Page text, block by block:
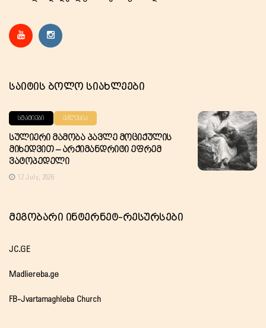
Საიტის Ბოლო Სიახლეები
ᲡᲢᲐᲢᲘᲔᲑᲘ ᲔᲙᲚᲔᲡᲘᲐ
Სულიერი Მამობა Პავლე Მოციქულის
Მიხედვით – Არქიმანდრიტი Ეფრემ
Ვატოპედელი
12 July, 2026
Მეგობარი Ინტერნეტ-Რესურსები
JC.GE
Madliereba.ge
FB-Jvartamaghleba Church